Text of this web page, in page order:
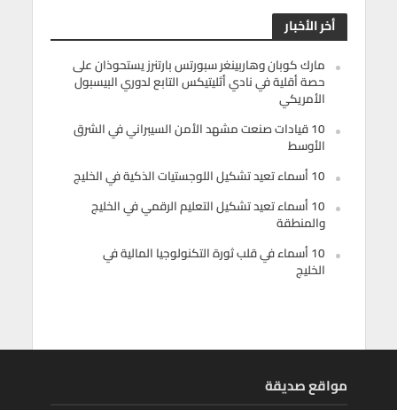
أخر الأخبار
مارك كوبان وهاربينغر سبورتس بارتنرز يستحوذان على
حصة أقلية في نادي أثليتيكس التابع لدوري البيسبول
الأمريكي
10 قيادات صنعت مشهد الأمن السيبراني في الشرق
الأوسط
10 أسماء تعيد تشكيل اللوجستيات الذكية في الخليج
10 أسماء تعيد تشكيل التعليم الرقمي في الخليج
والمنطقة
10 أسماء في قلب ثورة التكنولوجيا المالية في
الخليج
مواقع صديقة